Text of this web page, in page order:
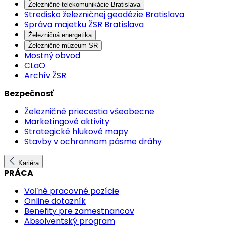
Železničné telekomunikácie Bratislava
Stredisko železničnej geodézie Bratislava
Správa majetku ŽSR Bratislava
Železničná energetika
Železničné múzeum SR
Mostný obvod
CLaO
Archív ŽSR
Bezpečnosť
Železničné priecestia všeobecne
Marketingové aktivity
Strategické hlukové mapy
Stavby v ochrannom pásme dráhy
Kariéra
PRÁCA
Voľné pracovné pozície
Online dotazník
Benefity pre zamestnancov
Absolventský program